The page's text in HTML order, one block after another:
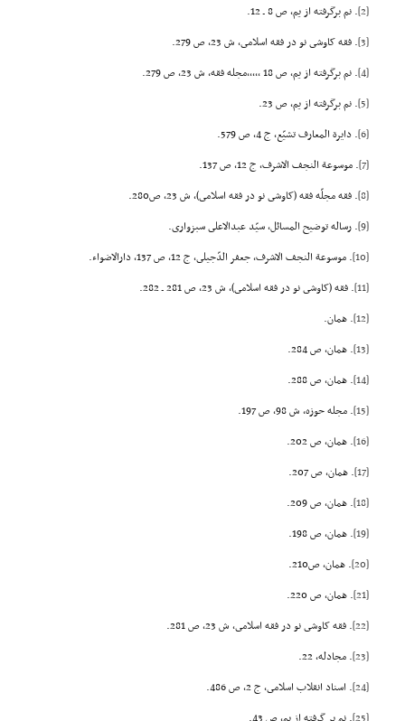
[2] . نم برگرفته از یم، ص 8 ـ 12.
[3] . فقه کاوشى نو در فقه اسلامى، ش 23، ص 279.
[4] . نم برگرفته از یم، ص 18 ,,,,,مجله فقه، ش 23، ص 279.
[5] . نم برگرفته از یم، ص 23.
[6] . دایرة المعارف تشیّع، ج 4، ص 579.
[7] . موسوعة النجف الاشرف، ج 12، ص 137.
[8] . فقه مجلّه فقه (کاوشى نو در فقه اسلامى)، ش 23، ص280.
[9] . رساله توضیح المسائل، سیّد عبدالاعلى سبزوارى.
[10]
. موسوعة النجف الاشرف، جعفر الدّجیلى، ج 12، ص 137، دارالاضواء.
[11]
. فقه (کاوشى نو در فقه اسلامى)، ش 23، ص 281 ـ 282.
[12]
. همان.
[13]
. همان، ص 284.
[14]
. همان، ص 288.
[15]
. مجله حوزه، ش 98، ص 197.
[16]
. همان، ص 202.
[17]
. همان، ص 207.
[18]
. همان، ص 209.
[19]
. همان، ص 198.
[20]
. همان، ص210.
[21]
. همان، ص 220.
[22]
. فقه کاوشى نو در فقه اسلامى، ش 23، ص 281.
[23]
. مجادله، 22.
[24]
. اسناد انقلاب اسلامى، ج 2، ص 486.